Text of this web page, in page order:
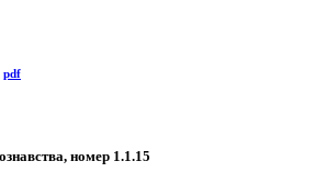
pdf
номер 1.1.15